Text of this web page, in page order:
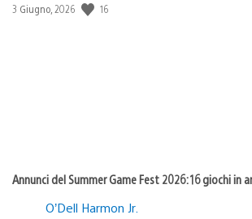
Data
3 Giugno, 2026 16
Annunci del Summer Game Fest 2026: 16 giochi in
O’Dell Harmon Jr.